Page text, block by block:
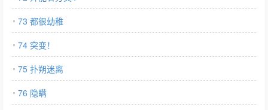
73 都很幼稚
74 突变！
75 扑朔迷离
76 隐瞒